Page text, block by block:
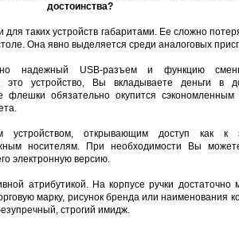
достоинства?
таких устройств габаритами. Ее сложно
Она явно выделяется среди аналоговых
но надежный USB-разъем и функцию
это устройство, Вы вкладываете деньги в
флешки обязательно окупится
устройством, открывающим доступ как к
носителям. При необходимости Вы
электронную версию.
атрибутикой. На корпусе ручки достаточно
марку, рисунок бренда или наименования
строгий имидж.